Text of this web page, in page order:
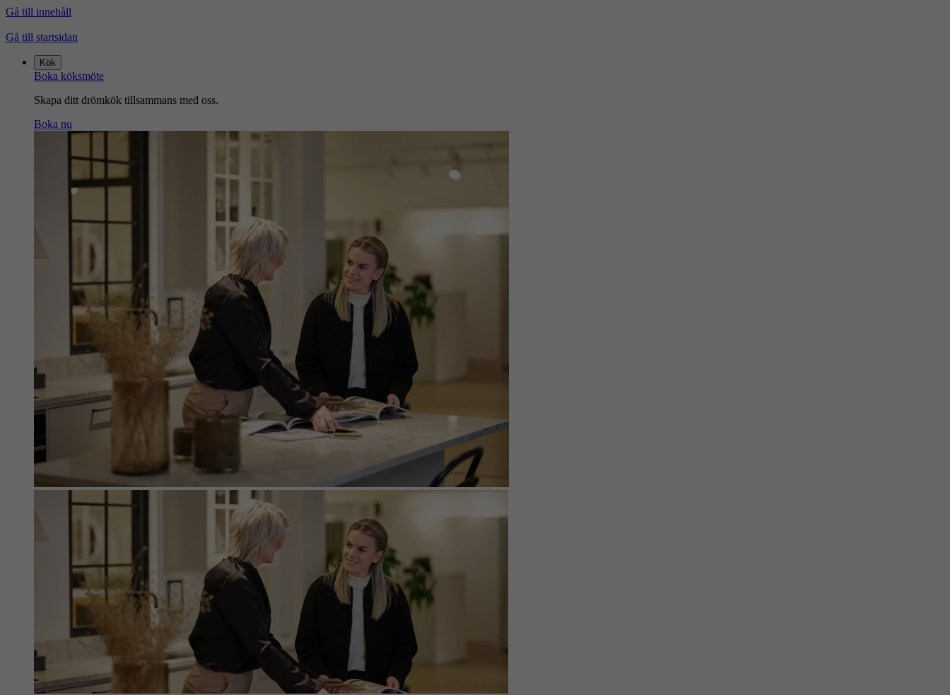
Gå till innehåll
Gå till startsidan
Kök
Boka köksmöte
Skapa ditt drömkök tillsammans med oss.
Boka nu